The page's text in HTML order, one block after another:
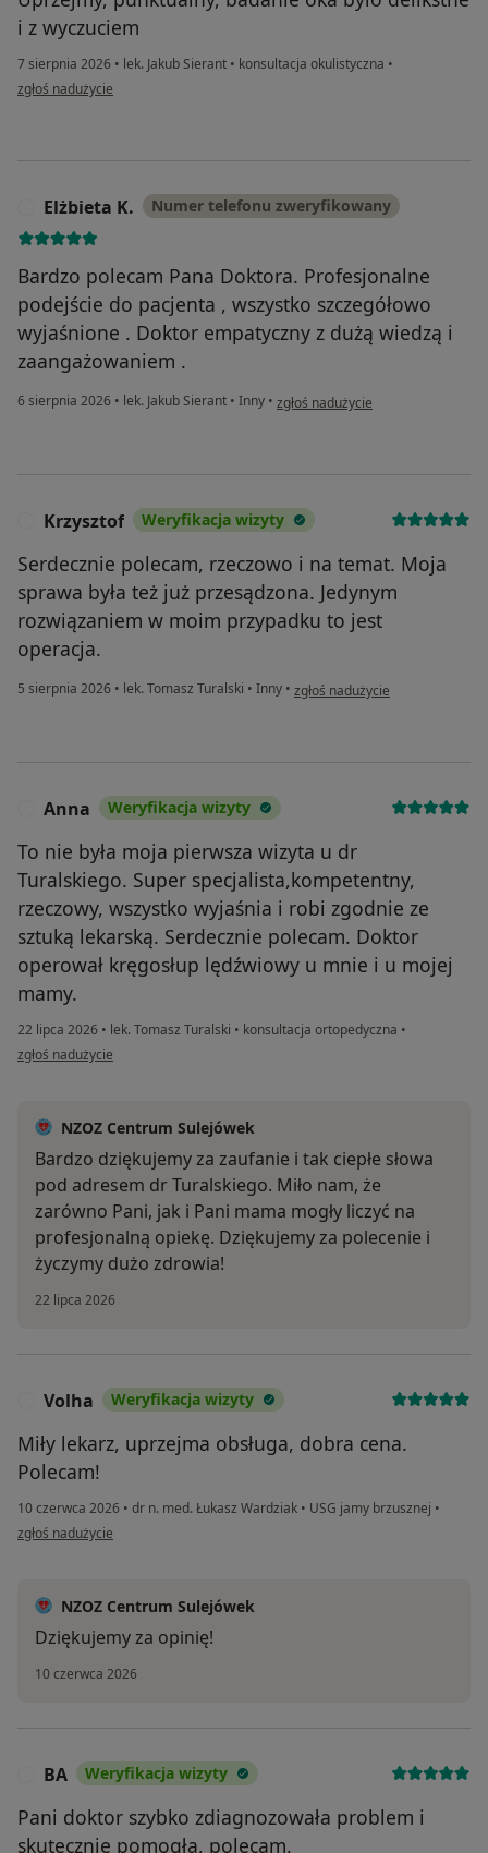
i z wyczuciem
7 sierpnia 2026 • lek. Jakub Sierant • konsultacja okulistyczna •
w opinii użytkownika KK
zgłoś nadużycie
Elżbieta K. Numer telefonu zweryfikowany
Bardzo polecam Pana Doktora. Profesjonalne
podejście do pacjenta , wszystko szczegółowo
wyjaśnione . Doktor empatyczny z dużą wiedzą i
zaangażowaniem .
6 sierpnia 2026 • lek. Jakub Sierant • Inny • w opinii użytkownika Elżbieta K.
zgłoś nadużycie
Krzysztof Weryfikacja wizyty
Serdecznie polecam, rzeczowo i na temat. Moja
sprawa była też już przesądzona. Jedynym
rozwiązaniem w moim przypadku to jest
operacja.
5 sierpnia 2026 • lek. Tomasz Turalski • Inny • w opinii użytkownika Krzysztof
zgłoś nadużycie
Anna Weryfikacja wizyty
To nie była moja pierwsza wizyta u dr
Turalskiego. Super specjalista,kompetentny,
rzeczowy, wszystko wyjaśnia i robi zgodnie ze
sztuką lekarską. Serdecznie polecam. Doktor
operował kręgosłup lędźwiowy u mnie i u mojej
mamy.
22 lipca 2026 • lek. Tomasz Turalski • konsultacja ortopedyczna •
w opinii użytkownika Anna
zgłoś nadużycie
NZOZ Centrum Sulejówek
Bardzo dziękujemy za zaufanie i tak ciepłe słowa
pod adresem dr Turalskiego. Miło nam, że
zarówno Pani, jak i Pani mama mogły liczyć na
profesjonalną opiekę. Dziękujemy za polecenie i
życzymy dużo zdrowia!
22 lipca 2026
Volha Weryfikacja wizyty
Miły lekarz, uprzejma obsługa, dobra cena.
Polecam!
10 czerwca 2026 • dr n. med. Łukasz Wardziak • USG jamy brzusznej •
w opinii użytkownika Volha
zgłoś nadużycie
NZOZ Centrum Sulejówek
Dziękujemy za opinię!
10 czerwca 2026
BA Weryfikacja wizyty
Pani doktor szybko zdiagnozowała problem i
skutecznie pomogła, polecam.